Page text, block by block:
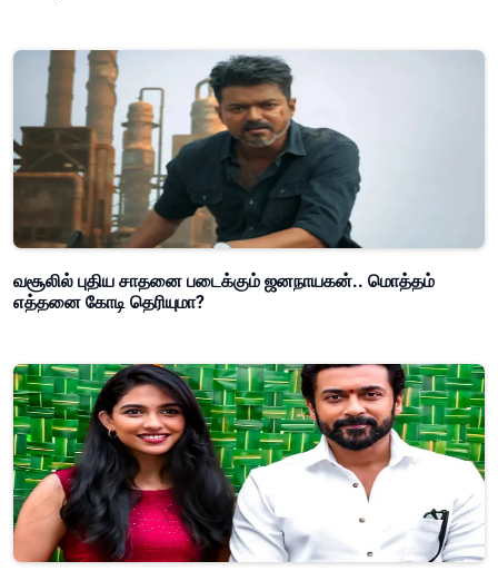
வசூலில் புதிய சாதனை படைக்கும் ஜனநாயகன்.. மொத்தம்
எத்தனை கோடி தெரியுமா?